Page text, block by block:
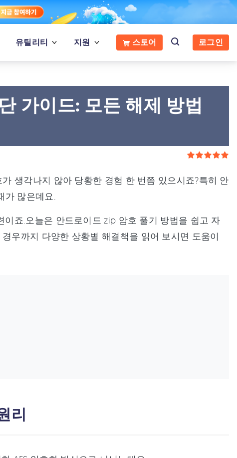
유틸리티 지원 스토어 로그인
가이드: 모든 해제 방법
생각나지 않아 당황한 경험 한 번쯤 있으시죠?특히 안
많은데요.
죠.오늘은 안드로이드 zip 암호 풀기 방법을 쉽고 자
우까지 다양한 상황별 해결책을 읽어 보시면 도움이
리